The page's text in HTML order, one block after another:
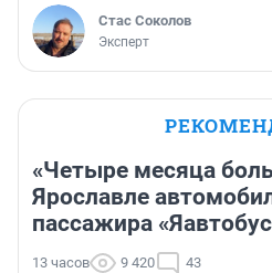
Стас Соколов
Эксперт
«Четыре месяца
Ярославле
пассажира
13 часов 9 420 43